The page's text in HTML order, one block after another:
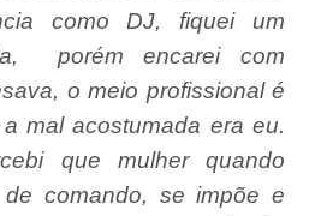
como DJ, fiquei um
porém encarei com
o meio profissional é
a mal acostumada era eu.
que mulher quando
comando, se impõe e